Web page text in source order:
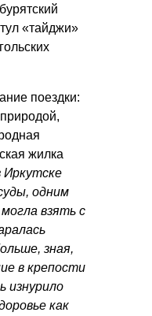
«тайджи»
поездки:
жилка
Иркутске
одним
взять с
зная,
в крепости
изнурило
как